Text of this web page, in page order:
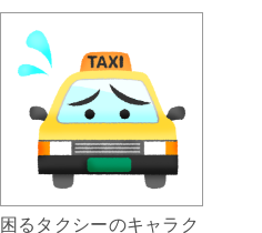
困るタクシーのキャラク